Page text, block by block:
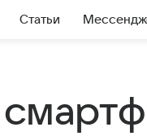
Статьи